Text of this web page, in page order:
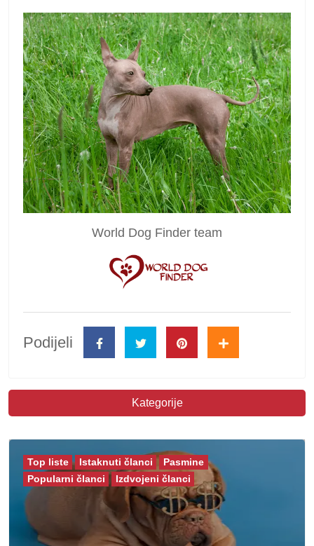
World Dog Finder team
Podijeli
Kategorije
Top liste Istaknuti članci
Pasmine
Popularni članci
Izdvojeni članci